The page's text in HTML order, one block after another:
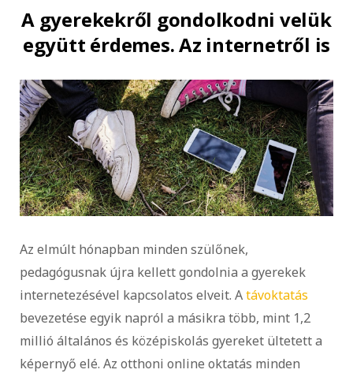
A gyerekekről gondolkodni velük
együtt érdemes. Az internetről is
Az elmúlt hónapban minden szülőnek,
pedagógusnak újra kellett gondolnia a gyerekek
internetezésével kapcsolatos elveit. Atávoktatás
bevezetése egyik napról a másikra több, mint 1,2
millió általános és középiskolás gyereket ültetett a
képernyő elé. Az otthoni online oktatás minden